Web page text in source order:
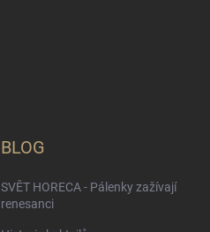
BLOG
SVĚT HORECA - Pálenky zažívají
renesanci